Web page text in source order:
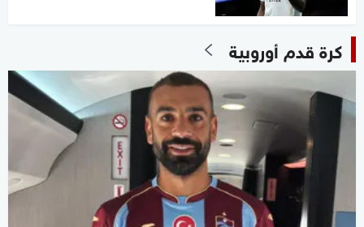
كرة قدم أوروبية